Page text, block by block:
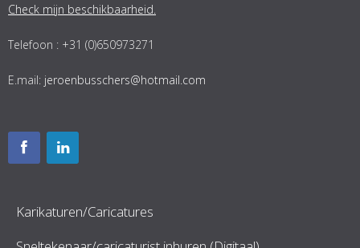
Check mijn beschikbaarheid.
Telefoon : +31 (0)650973271
E.mail: jeroenbusschers@hotmail.com
Karikaturen/Caricatures